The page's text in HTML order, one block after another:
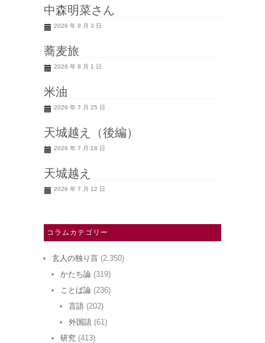
中森明菜さん
2026 年 8 月 3 日
蕎麦旅
2026 年 8 月 1 日
米油
2026 年 7 月 25 日
天城越え（後編）
2026 年 7 月 18 日
天城越え
2026 年 7 月 12 日
コラムカテゴリー
玄人の独り言 (2,350)
かたち論 (319)
ことば論 (236)
言語 (202)
外国語 (61)
研究 (413)